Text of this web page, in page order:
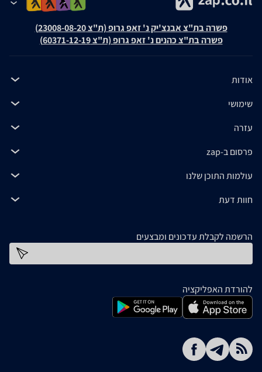
פשרה בת"צ אבנצ'יק נ' זאפ גרופ (ת"צ 23008-08-20)
פשרה בת"צ כהנים נ' זאפ גרופ (ת"צ 60371-12-19)
אודות
שימושי
עזרה
פרסום ב-zap
עולמות התוכן שלנו
חוות דעת
הרשמה לקבלת עדכונים ומבצעים
להורדת האפליקציה